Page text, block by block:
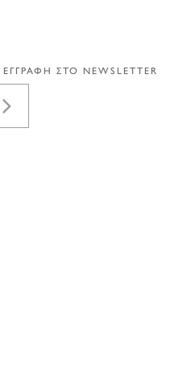
ΕΓΓΡΑΦΗ ΣΤΟ NEWSLETTER